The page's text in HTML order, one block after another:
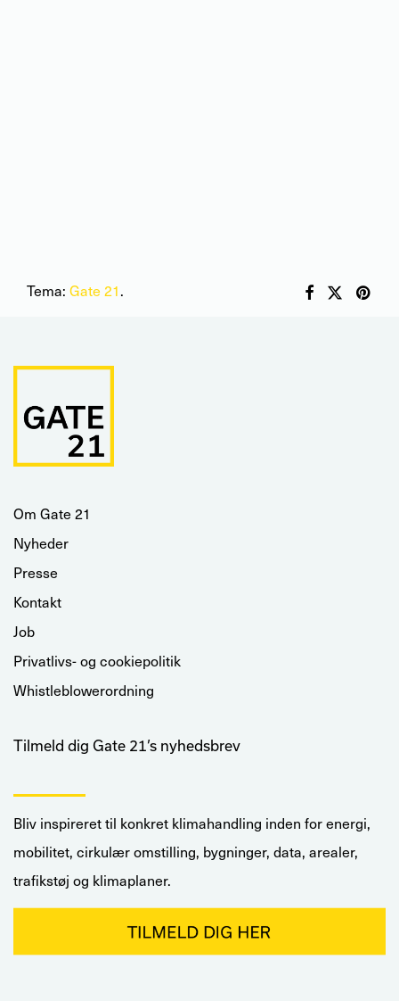
Tema: Gate 21.
Om Gate 21
Nyheder
Presse
Kontakt
Job
Privatlivs- og cookiepolitik
Whistleblowerordning
Tilmeld dig Gate 21’s nyhedsbrev
Bliv inspireret til konkret klimahandling inden for energi,
mobilitet, cirkulær omstilling, bygninger, data, arealer,
trafikstøj og klimaplaner.